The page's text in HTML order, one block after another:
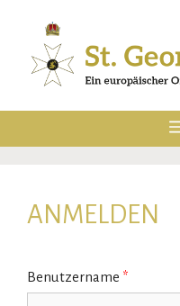
springen
ANMELDEN
Benutzername *